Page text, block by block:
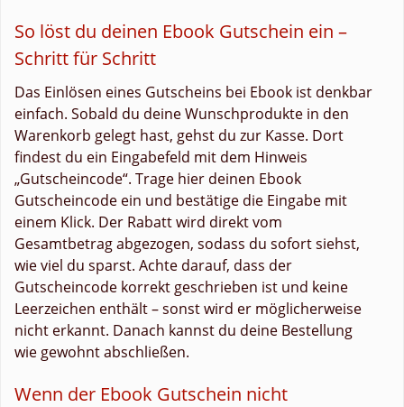
So löst du deinen Ebook Gutschein ein –
Schritt für Schritt
Das Einlösen eines Gutscheins bei Ebook ist denkbar
einfach. Sobald du deine Wunschprodukte in den
Warenkorb gelegt hast, gehst du zur Kasse. Dort
findest du ein Eingabefeld mit dem Hinweis
„Gutscheincode“. Trage hier deinen Ebook
Gutscheincode ein und bestätige die Eingabe mit
einem Klick. Der Rabatt wird direkt vom
Gesamtbetrag abgezogen, sodass du sofort siehst,
wie viel du sparst. Achte darauf, dass der
Gutscheincode korrekt geschrieben ist und keine
Leerzeichen enthält – sonst wird er möglicherweise
nicht erkannt. Danach kannst du deine Bestellung
wie gewohnt abschließen.
Wenn der Ebook Gutschein nicht